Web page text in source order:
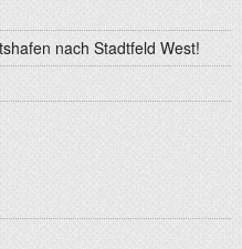
nach Stadtfeld West!